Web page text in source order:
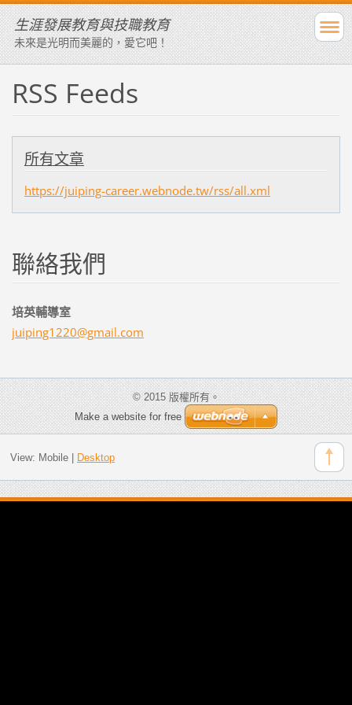
生涯發展教育與技職教育
未來是光明而美麗的，愛它吧！
RSS Feeds
所有文章
https://juiping-career.webnode.tw/rss/all.xml
聯絡我們
培英輔導室
juiping1 220@gmail.com
© 2015 版權所有。
Make a website for free
View: Mobile| Desktop